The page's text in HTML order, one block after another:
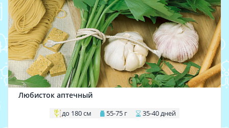
Любисток аптечный
до 180 см 55-75 г 35-40 дней